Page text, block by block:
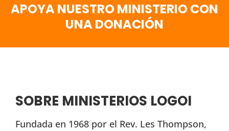
APOYA NUESTRO MINISTERIO CON
UNA DONACIÓN
SOBRE MINISTERIOS LOGOI
Fundada en 1968 por el Rev. Les Thompson,